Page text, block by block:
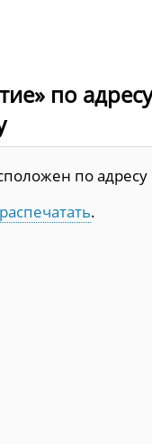
по
по адресу
распечатать.